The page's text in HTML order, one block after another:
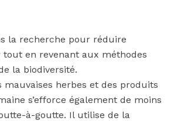
la recherche pour réduire
en revenant aux méthodes
la biodiversité.
herbes et des produits
s’efforce également de moins
à-goutte. Il utilise de la